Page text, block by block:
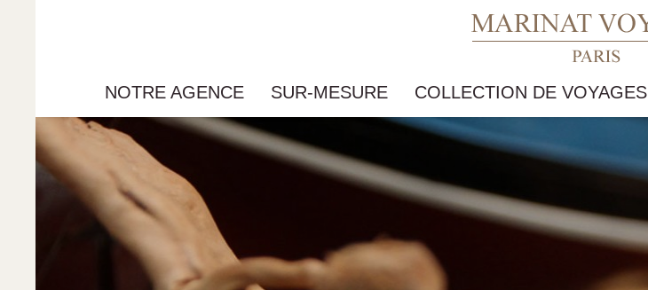
NOTRE AGENCE SUR-MESURE COLLECTION DE VOYAGES